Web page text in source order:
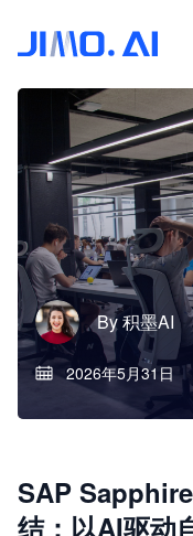
By积墨AI
2026年5月31日
SAP
结：以AI驱动